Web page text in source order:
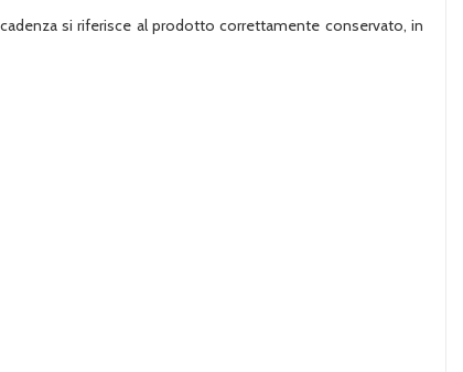
si riferisce al prodotto correttamente conservato, in